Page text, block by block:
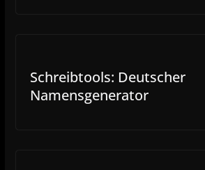
Schreibtools: Deutscher
Namensgenerator